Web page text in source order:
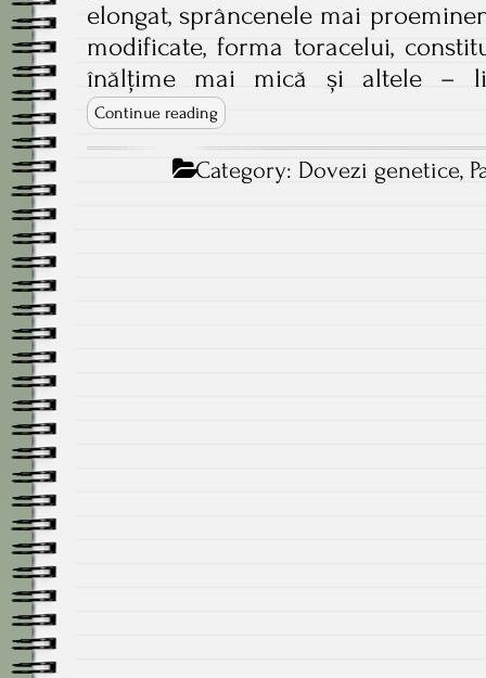
elongat, sprâncenele mai
modificate, forma toracelui,
înălțime mai mică și altele –
Continue reading
Category: Dovezi genetice,